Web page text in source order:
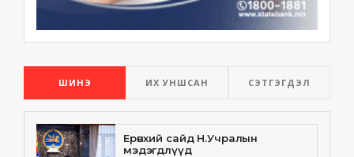
ШИНЭ ИХ УНШСАН СЭТГЭГДЭЛ
Ерөнхий сайд Н.Учралын
мэдэгдлүүд